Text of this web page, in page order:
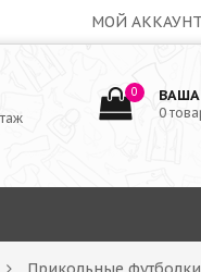
МОЙ АККАУНТ
0
0